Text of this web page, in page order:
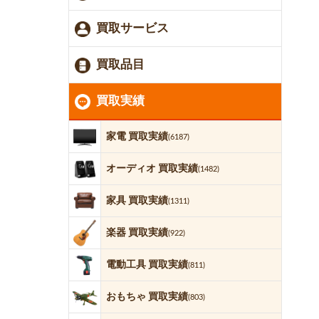
買取サービス
買取品目
買取実績
家電 買取実績(6187)
オーディオ 買取実績(1482)
家具 買取実績(1311)
楽器 買取実績(922)
電動工具 買取実績(811)
おもちゃ 買取実績(803)